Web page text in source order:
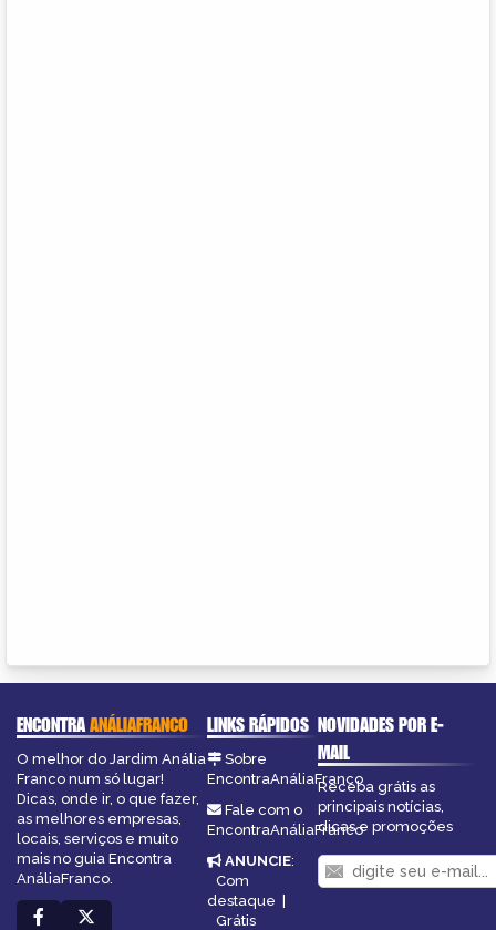
ENCONTRAANÁLIAFRANCO
O melhor do Jardim Anália
Franco num só lugar!
Dicas, onde ir, o que fazer,
as melhores empresas,
locais, serviços e muito
mais no guia Encontra
AnáliaFranco.
LINKS RÁPIDOS
Sobre
EncontraAnáliaFranco
Fale com o
EncontraAnáliaFranco
ANUNCIE:
Com
destaque |
Grátis
NOVIDADES POR E-
MAIL
Receba grátis as
principais notícias,
dicas e promoções